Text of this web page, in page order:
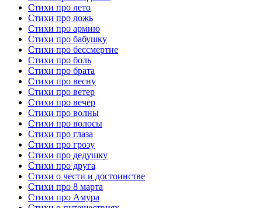
Стихи про лето
Стихи про ложь
Стихи про армию
Стихи про бабушку
Стихи про бессмертие
Стихи про боль
Стихи про брата
Стихи про весну
Стихи про ветер
Стихи про вечер
Стихи про волны
Стихи про волосы
Стихи про глаза
Стихи про грозу
Стихи про дедушку
Стихи про друга
Стихи о чести и достоинстве
Стихи про 8 марта
Стихи про Амура